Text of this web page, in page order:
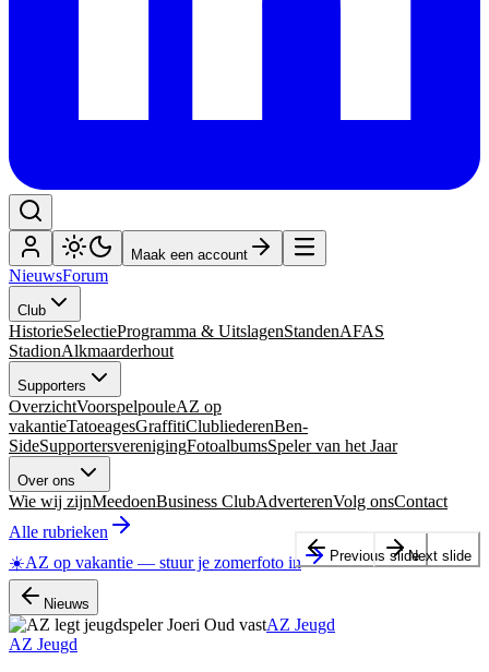
Maak een account
NieuwsForum
Club
HistorieSelectieProgramma & UitslagenStandenAFAS
StadionAlkmaarderhout
Supporters
OverzichtVoorspelpouleAZ op
vakantieTatoeagesGraffitiClubliederenBen-
SideSupportersverenigingFotoalbumsSpeler van het Jaar
Over ons
Wie wij zijnMeedoenBusiness ClubAdverterenVolg onsContact
Alle rubrieken
☀️AZ op vakantie — stuur je zomerfoto in
Nieuws
AZ Jeugd
AZ Jeugd
Previous slideNext slide